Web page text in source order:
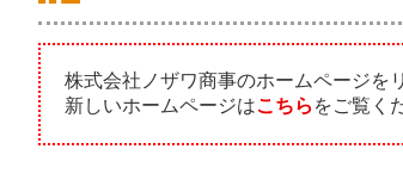
株式会社ノザワ商事のホームページを
新しいホームページはこちら をご覧く